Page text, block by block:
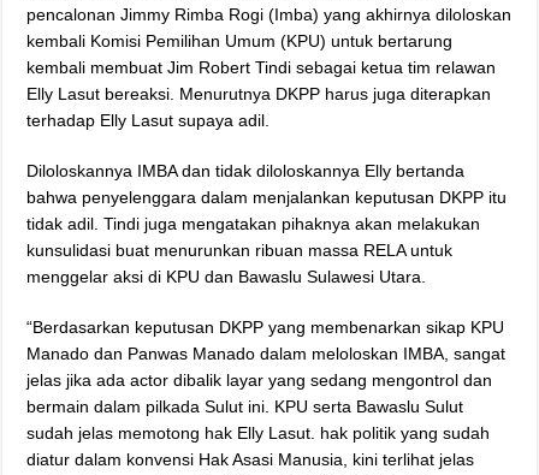
pencalonan Jimmy Rimba Rogi (Imba) yang akhirnya diloloskan
kembali Komisi Pemilihan Umum (KPU) untuk bertarung
kembali membuat Jim Robert Tindi sebagai ketua tim relawan
Elly Lasut bereaksi. Menurutnya DKPP harus juga diterapkan
terhadap Elly Lasut supaya adil.
Diloloskannya IMBA dan tidak diloloskannya Elly bertanda
bahwa penyelenggara dalam menjalankan keputusan DKPP itu
tidak adil. Tindi juga mengatakan pihaknya akan melakukan
kunsulidasi buat menurunkan ribuan massa RELA untuk
menggelar aksi di KPU dan Bawaslu Sulawesi Utara.
“Berdasarkan keputusan DKPP yang membenarkan sikap KPU
Manado dan Panwas Manado dalam meloloskan IMBA, sangat
jelas jika ada actor dibalik layar yang sedang mengontrol dan
bermain dalam pilkada Sulut ini. KPU serta Bawaslu Sulut
sudah jelas memotong hak Elly Lasut. hak politik yang sudah
diatur dalam konvensi Hak Asasi Manusia, kini terlihat jelas